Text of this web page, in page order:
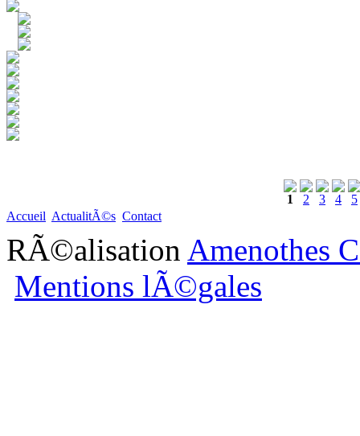
1 2 3 4
5
Accueil ActualitÃ©s Contact
RÃ©alisation Amenothes
Mentions lÃ©gales